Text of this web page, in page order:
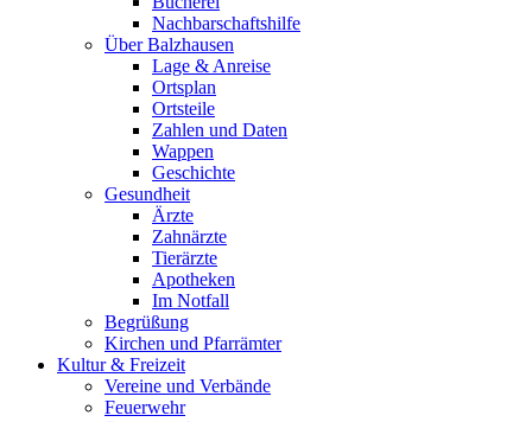
Nachbarschaftshilfe
Über Balzhausen
Lage & Anreise
Ortsplan
Ortsteile
Zahlen und Daten
Wappen
Geschichte
Gesundheit
Ärzte
Zahnärzte
Tierärzte
Apotheken
Im Notfall
Begrüßung
Kirchen und Pfarrämter
Kultur & Freizeit
Vereine und Verbände
Feuerwehr